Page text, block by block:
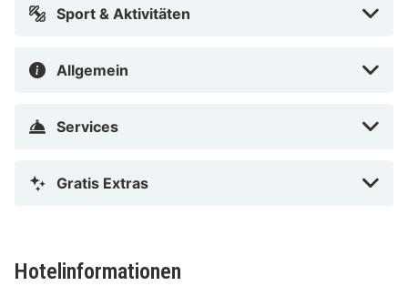
Sport & Aktivitäten
Allgemein
Services
Gratis Extras
Hotelinformationen